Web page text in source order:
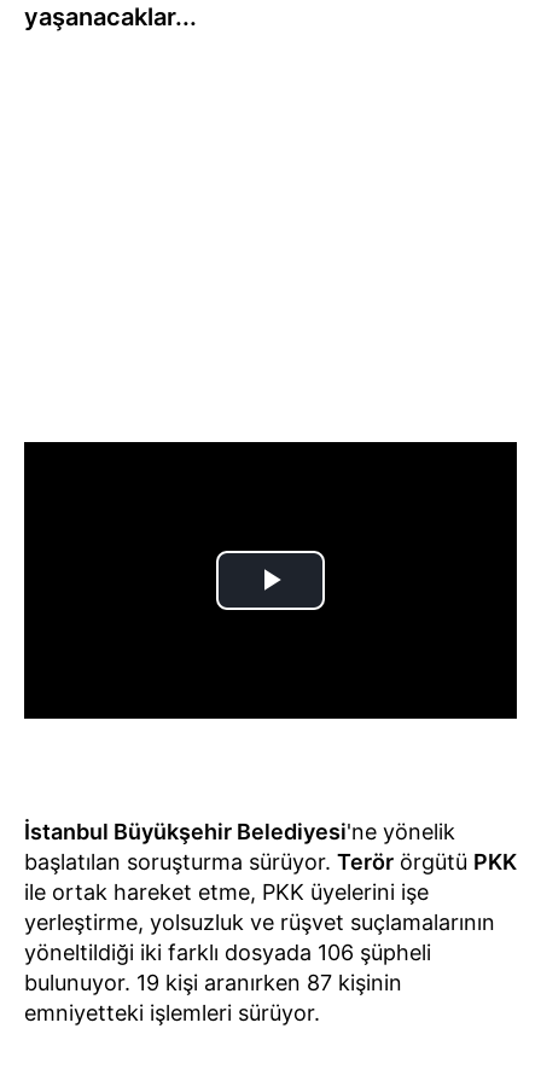
yaşanacaklar...
İstanbul Büyükşehir Belediyesi'ne yönelik
başlatılan soruşturma sürüyor. Terör örgütü PKK
ile ortak hareket etme, PKK üyelerini işe
yerleştirme, yolsuzluk ve rüşvet suçlamalarının
yöneltildiği iki farklı dosyada 106 şüpheli
bulunuyor. 19 kişi aranırken 87 kişinin
emniyetteki işlemleri sürüyor.